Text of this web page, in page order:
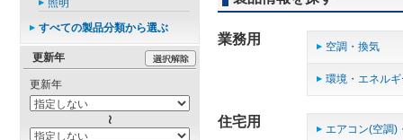
業務用 空調・換気
環境・エネル
住宅用 エアコン(空調)
照明
すべての製品分類から選ぶ
更新年
更新年